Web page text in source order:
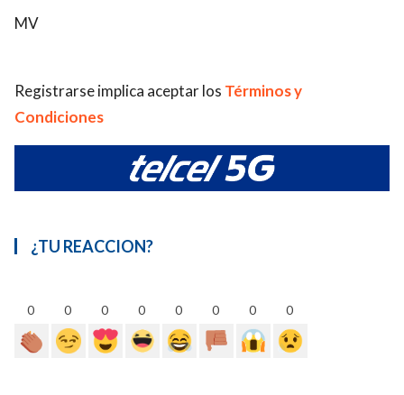
MV
Registrarse implica aceptar los Términos y
Condiciones
¿TU REACCION?
0 0 0 0 0 0 0 0